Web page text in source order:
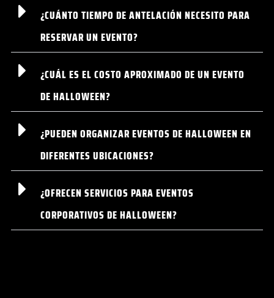
¿CUÁNTO TIEMPO DE ANTELACIÓN NECESITO PARA
RESERVAR UN EVENTO?
¿CUÁL ES EL COSTO APROXIMADO DE UN EVENTO
DE HALLOWEEN?
¿PUEDEN ORGANIZAR EVENTOS DE HALLOWEEN EN
DIFERENTES UBICACIONES?
¿OFRECEN SERVICIOS PARA EVENTOS
CORPORATIVOS DE HALLOWEEN?